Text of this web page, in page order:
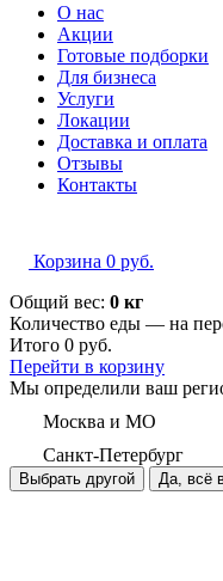
О нас
Акции
Готовые подборки
Для бизнеса
Услуги
Локации
Доставка и оплата
Отзывы
Контакты
Корзина 0 руб.
Общий вес: 0 кг
Количество еды — на
Итого 0 руб.
Перейти в корзину
Мы определили ваш
Москва и МО
Санкт-Петербург
Выбрать другой Да, всё